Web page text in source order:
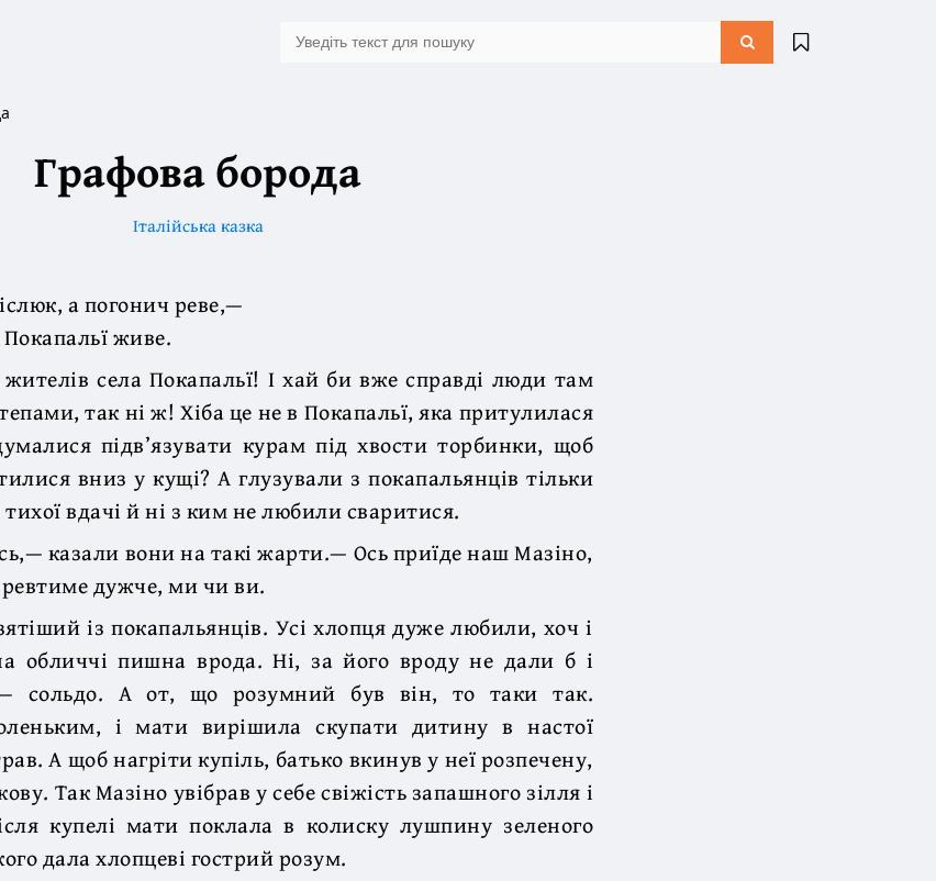
Графова борода
Італійська казка
а погонич реве,—
живе.
села Покапальї! І хай би вже справді люди там
так ні ж! Хіба це не в Покапальї, яка притулилася
підв’язувати курам під хвости торбинки, щоб
вниз у кущі? А глузували з покапальянців тільки
вдачі й ні з ким не любили сваритися.
казали вони на такі жарти.— Ось приїде наш Мазіно,
дужче, ми чи ви.
із покапальянців. Усі хлопця дуже любили, хоч і
обличчі пишна врода. Ні, за його вроду не дали б і
сольдо. А от, що розумний був він, то таки так.
і мати вирішила скупати дитину в настої
А щоб нагріти купіль, батько вкинув у неї розпечену,
Так Мазіно увібрав у себе свіжість запашного зілля і
купелі мати поклала в колиску лушпину зеленого
дала хлопцеві гострий розум.